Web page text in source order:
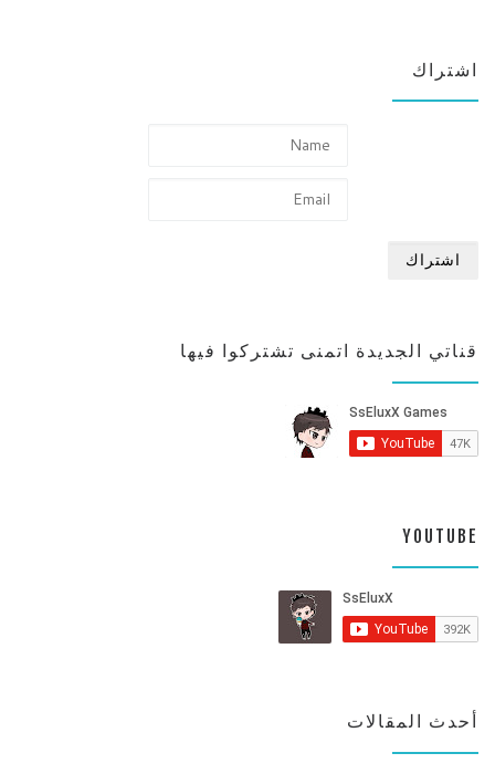
اشتراك
قناتي الجديدة اتمنى تشتركوا فيها
YOUTUBE
أحدث المقالات